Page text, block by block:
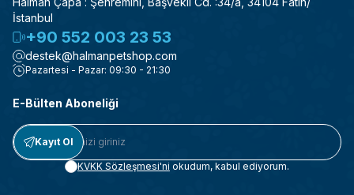
İstanbul
+90 552 003 23 53
destek@halmanpetshop.com
Pazartesi - Pazar: 09:30 - 21:30
E-Bülten Aboneliği
Kayıt Ol
KVKK Sözleşmesi'ni okudum, kabul ediyorum.